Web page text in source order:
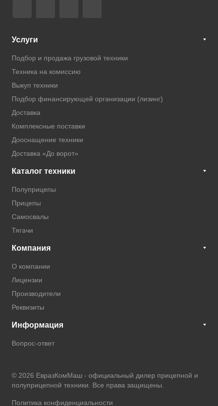
Услуги
Подбор и продажа грузовой техники
Техника на комиссию
Выкуп техники
Подбор финансирующей организации (лизинг)
Доставка
Комплексные поставки
Дооснащение техники
Доставка «До ворот»
Каталог техники
Полуприцепы
Прицепы
Самосвалы
Тягачи
Компания
О компании
Лицензии
Производители
Реквизиты
Информация
Вопрос-ответ
© 2026 ЕвразКомМаш - официальный дилер прицепной и
полуприцепной техники . Все права защищены.
Политика конфиденциальности